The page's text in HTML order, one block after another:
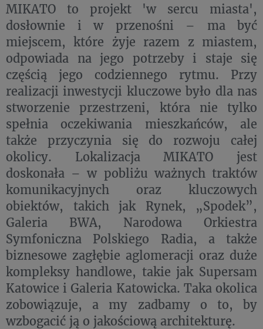
MIKATO to projekt 'w sercu miasta',
dosłownie i w przenośni – ma być
miejscem, które żyje razem z miastem,
odpowiada na jego potrzeby i staje się
częścią jego codziennego rytmu. Przy
realizacji inwestycji kluczowe było dla nas
stworzenie przestrzeni, która nie tylko
spełnia oczekiwania mieszkańców, ale
także przyczynia się do rozwoju całej
okolicy. Lokalizacja MIKATO jest
doskonała – w pobliżu ważnych traktów
komunikacyjnych oraz kluczowych
obiektów, takich jak Rynek, „Spodek”,
Galeria BWA, Narodowa Orkiestra
Symfoniczna Polskiego Radia, a także
biznesowe zagłębie aglomeracji oraz duże
kompleksy handlowe, takie jak Supersam
Katowice i Galeria Katowicka. Taka okolica
zobowiązuje, a my zadbamy o to, by
wzbogacić ją o jakościową architekturę.